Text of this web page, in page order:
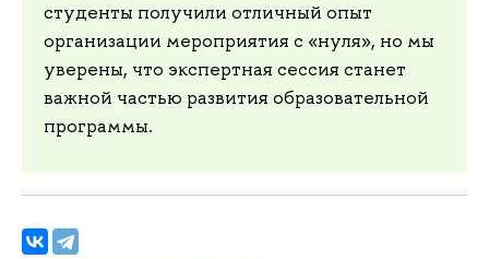
студенты получили отличный опыт
организации мероприятия с «нуля», но мы
уверены, что экспертная сессия станет
важной частью развития образовательной
программы.